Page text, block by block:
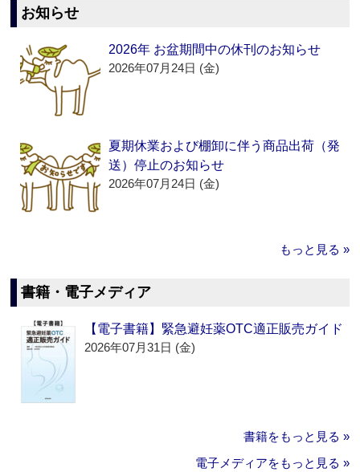
お知らせ
2026年 お盆期間中の休刊のお知らせ
2026年07月24日 (金)
夏期休業および棚卸に伴う商品出荷（発
送）停止のお知らせ
2026年07月24日 (金)
もっと見る »
書籍・電子メディア
【電子書籍】緊急避妊薬OTC適正販売ガイド
2026年07月31日 (金)
書籍をもっと見る »
電子メディアをもっと見る »